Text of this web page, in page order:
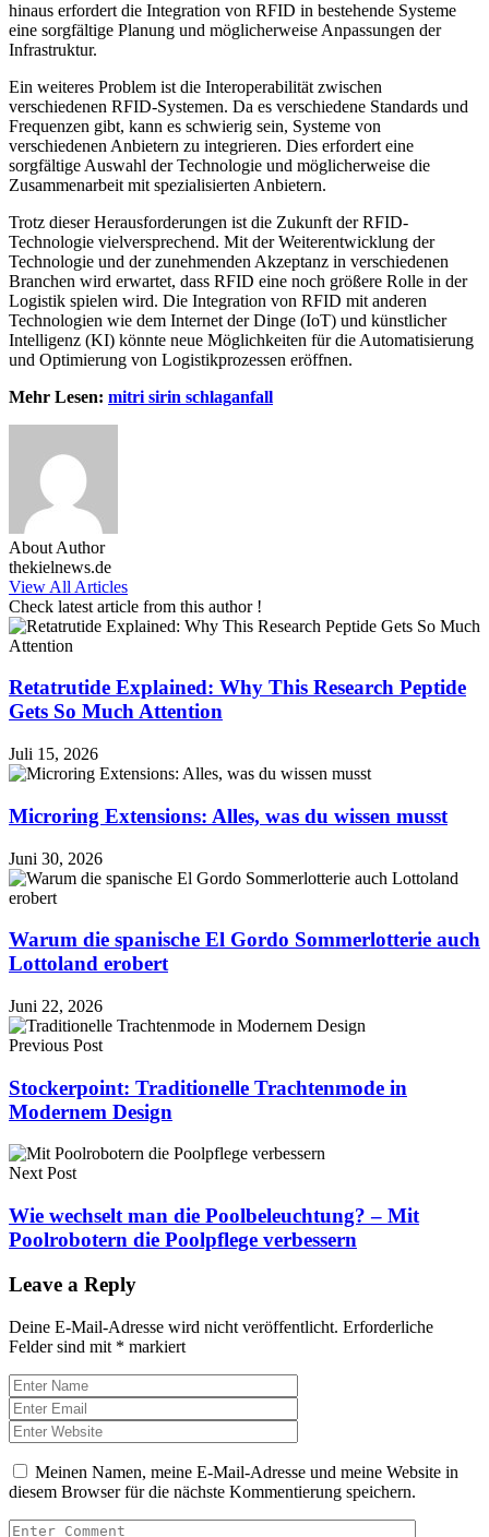
hinaus erfordert die Integration von RFID in bestehende Systeme
eine sorgfältige Planung und möglicherweise Anpassungen der
Infrastruktur.
Ein weiteres Problem ist die Interoperabilität zwischen
verschiedenen RFID-Systemen. Da es verschiedene Standards und
Frequenzen gibt, kann es schwierig sein, Systeme von
verschiedenen Anbietern zu integrieren. Dies erfordert eine
sorgfältige Auswahl der Technologie und möglicherweise die
Zusammenarbeit mit spezialisierten Anbietern.
Trotz dieser Herausforderungen ist die Zukunft der RFID-
Technologie vielversprechend. Mit der Weiterentwicklung der
Technologie und der zunehmenden Akzeptanz in verschiedenen
Branchen wird erwartet, dass RFID eine noch größere Rolle in der
Logistik spielen wird. Die Integration von RFID mit anderen
Technologien wie dem Internet der Dinge (IoT) und künstlicher
Intelligenz (KI) könnte neue Möglichkeiten für die Automatisierung
und Optimierung von Logistikprozessen eröffnen.
Mehr Lesen: mitri sirin schlaganfall
About Author
thekielnews.de
View All Articles
Check latest article from this author !
Retatrutide Explained: Why This Research Peptide
Gets So Much Attention
Juli 15, 2026
Microring Extensions: Alles, was du wissen musst
Juni 30, 2026
Warum die spanische El Gordo Sommerlotterie auch
Lottoland erobert
Juni 22, 2026
Previous Post
Stockerpoint: Traditionelle Trachtenmode in
Modernem Design
Next Post
Wie wechselt man die Poolbeleuchtung? – Mit
Poolrobotern die Poolpflege verbessern
Leave a Reply
Deine E-Mail-Adresse wird nicht veröffentlicht. Erforderliche
Felder sind mit * markiert
Meinen Namen, meine E-Mail-Adresse und meine Website in
diesem Browser für die nächste Kommentierung speichern.